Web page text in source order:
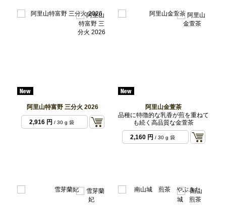
阿里山特富野 三分火 2026
2,916 円 / 30 g 袋
阿里山金萱茶
品種に特徴的な乳香が煎を重ねて
も続く高品質な金萱茶
2,160 円 / 30 g 袋